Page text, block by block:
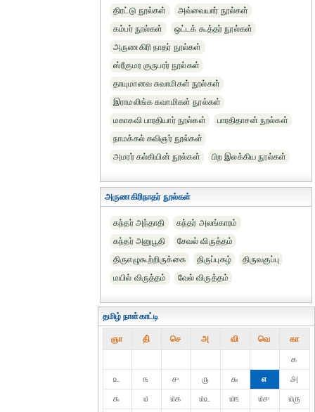
திரட்டு நூல்கள்
அவ்வையார் நூல்கள்
கம்பர் நூல்கள்
ஒட்டக் கூத்தர் நூல்கள்
அருணகிரி நாதர் நூல்கள்
ஸ்ரீகுமர குருபரர் நூல்கள்
தாயுமானவ சுவாமிகள் நூல்கள்
இராமலிங்க சுவாமிகள் நூல்கள்
மகாகவி பாரதியார் நூல்கள்
பாரதிதாசன் நூல்கள்
நாமக்கல் கவிஞர் நூல்கள்
அமரர் கல்கியின் நூல்கள்
பிற இலக்கிய நூல்கள்
அருணகிரிநாதர் நூல்கள்
கந்தர் அந்தாதி
கந்தர் அலங்காரம்
கந்தர் அனுபூதி
சேவல் விருத்தம்
திருஎழுகூற்றிருக்கை
திருப்புகழ்
திருவகுப்பு
மயில் விருத்தம்
வேல் விருத்தம்
தமிழ் நாள்காட்டி
ஞா தி் செ அ வி வெ கா
௧
௨
௩ ௪ ௫ ௬ ௭
௮
௯
௰ ௰௧ ௰௨ ௰௩ ௰௪ ௰௫